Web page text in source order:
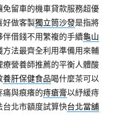
免留車的機車貸款服務超優
好做客製獨立筒沙發是指將
借錢不用繁複的手續龜山
方法最齊全利用準備用來輔
療營養師推薦的平衡人體酸
養肝保健食品喝什麼茶可以
痛與痕癢的痔瘡膏以紓緩痔
北市額度試算快台北當舖